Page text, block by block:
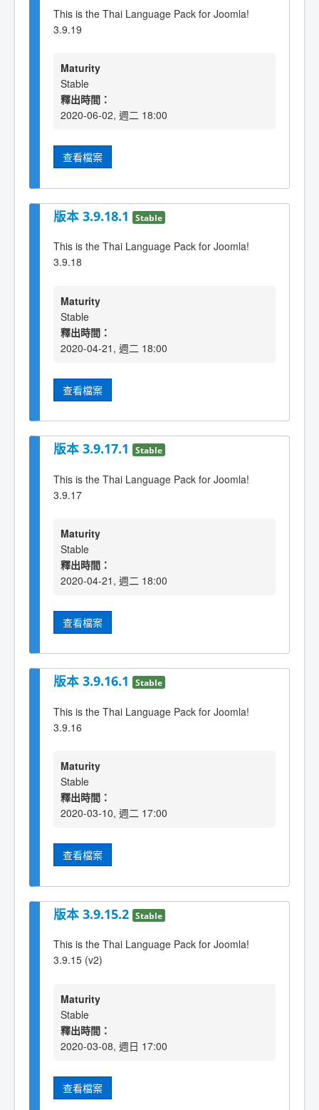
This is the Thai Language Pack for Joomla!
3.9.19
Maturity
Stable
釋出時間：
2020-06-02, 週二 18:00
查看檔案
版本 3.9.18.1 Stable
This is the Thai Language Pack for Joomla!
3.9.18
Maturity
Stable
釋出時間：
2020-04-21, 週二 18:00
查看檔案
版本 3.9.17.1 Stable
This is the Thai Language Pack for Joomla!
3.9.17
Maturity
Stable
釋出時間：
2020-04-21, 週二 18:00
查看檔案
版本 3.9.16.1 Stable
This is the Thai Language Pack for Joomla!
3.9.16
Maturity
Stable
釋出時間：
2020-03-10, 週二 17:00
查看檔案
版本 3.9.15.2 Stable
This is the Thai Language Pack for Joomla!
3.9.15 (v2)
Maturity
Stable
釋出時間：
2020-03-08, 週日 17:00
查看檔案